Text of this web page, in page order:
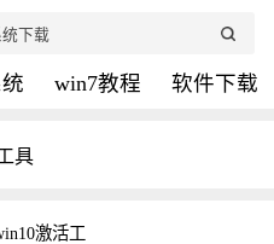
win7教程 软件下载
具
激活工